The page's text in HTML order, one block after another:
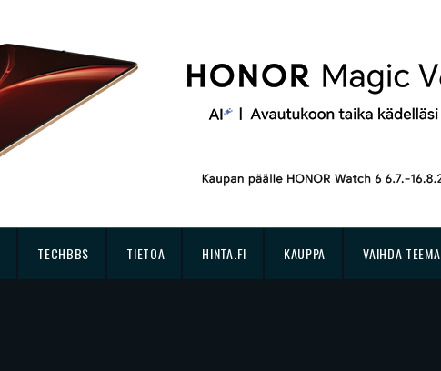
TECHBBS TIETOA HINTA.FI KAUPPA VAIHDA TEEMA